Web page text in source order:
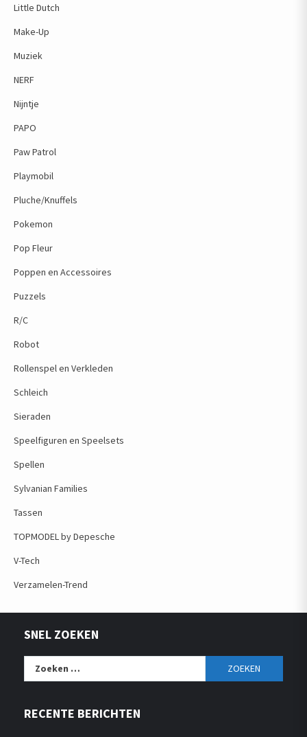
Little Dutch
Make-Up
Muziek
NERF
Nijntje
PAPO
Paw Patrol
Playmobil
Pluche/Knuffels
Pokemon
Pop Fleur
Poppen en Accessoires
Puzzels
R/C
Robot
Rollenspel en Verkleden
Schleich
Sieraden
Speelfiguren en Speelsets
Spellen
Sylvanian Families
Tassen
TOPMODEL by Depesche
V-Tech
Verzamelen-Trend
SNEL ZOEKEN
RECENTE BERICHTEN